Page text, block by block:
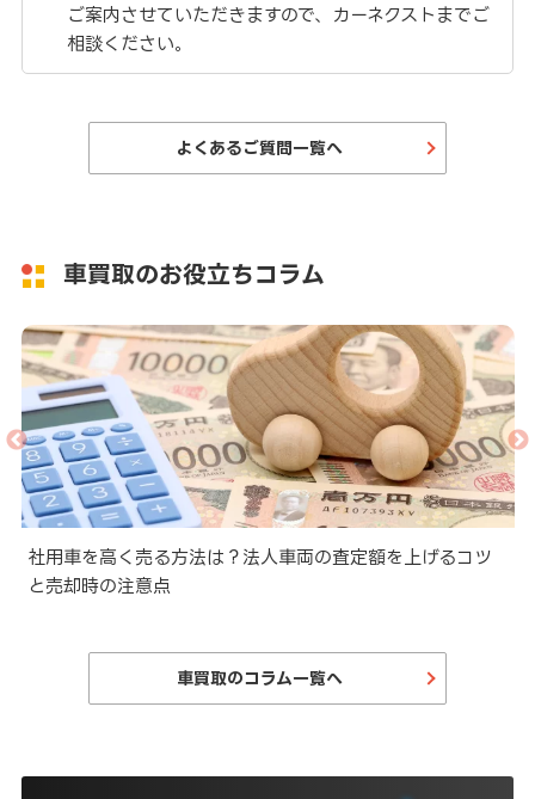
ご案内させていただきますので、カーネクストまでご
相談ください。
よくあるご質問一覧へ
車買取のお役立ちコラム
社用車を高く売る方法は？法人車両の査定額を上げるコツ
と売却時の注意点
車買取のコラム一覧へ